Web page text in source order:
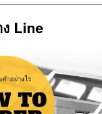
Line